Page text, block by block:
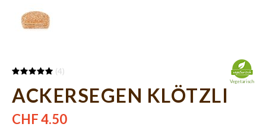
(4)
ACKERSEGEN KLÖTZLI
CHF 4.50
Vegetarisch